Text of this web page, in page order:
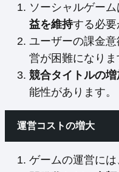
ソーシャルゲーム
益を維持する必要
ユーザーの課金
営が困難になりま
競合タイトルの増
能性があります。
運営コストの増大
ゲームの運営には